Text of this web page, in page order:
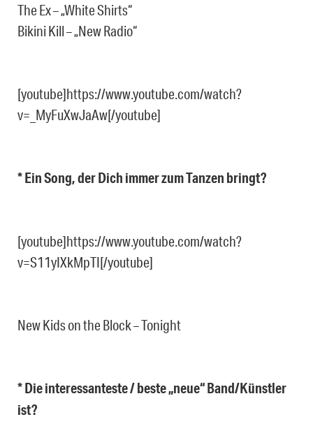
The Ex – „White Shirts“
Bikini Kill – „New Radio“
[youtube]https://www.youtube.com/watch?
v=_MyFuXwJaAw[/youtube]
* Ein Song, der Dich immer zum Tanzen bringt?
[youtube]https://www.youtube.com/watch?
v=S11yIXkMpTI[/youtube]
New Kids on the Block – Tonight
* Die interessanteste / beste „neue“ Band/Künstler
ist?